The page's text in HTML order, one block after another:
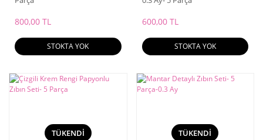
800,00 TL
STOKTA YOK
600,00 TL
STOKTA YOK
TÜKENDİ TÜKENDİ